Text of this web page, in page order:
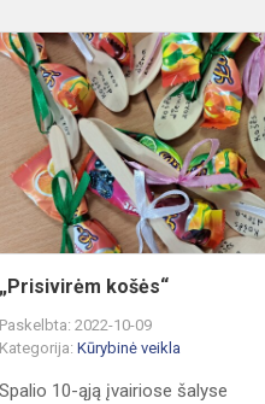
„Prisivirėm košės“
Paskelbta: 2022-10-09
Kategorija:Kūrybinė veikla
Spalio 10-ąją įvairiose šalyse